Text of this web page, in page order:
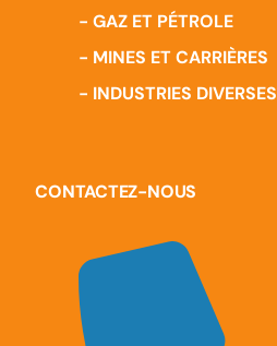
- GAZ ET PÉTROLE
- MINES ET CARRIÈRES
- INDUSTRIES DIVERSES
CONTACTEZ-NOUS